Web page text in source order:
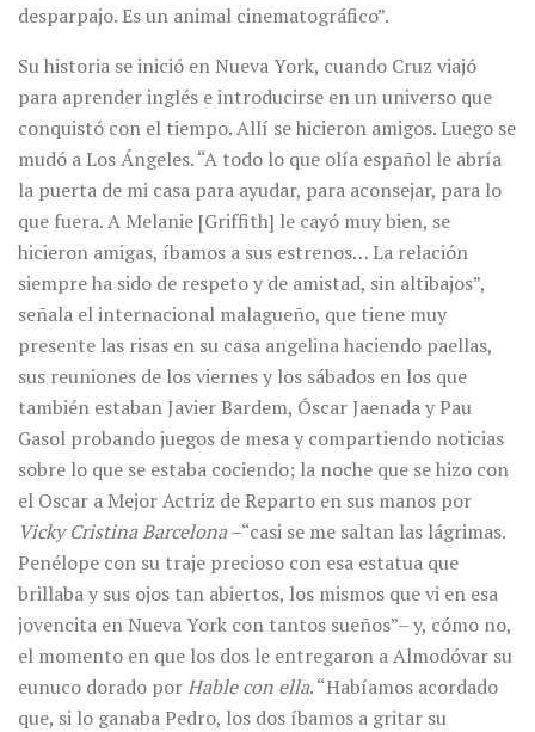
desparpajo. Es un animal cinematográfico”.
Su historia se inició en Nueva York, cuando Cruz viajó
para aprender inglés e introducirse en un universo que
conquistó con el tiempo. Allí se hicieron amigos. Luego se
mudó a Los Ángeles. “A todo lo que olía español le abría
la puerta de mi casa para ayudar, para aconsejar, para lo
que fuera. A Melanie [Griffith] le cayó muy bien, se
hicieron amigas, íbamos a sus estrenos… La relación
siempre ha sido de respeto y de amistad, sin altibajos”,
señala el internacional malagueño, que tiene muy
presente las risas en su casa angelina haciendo paellas,
sus reuniones de los viernes y los sábados en los que
también estaban Javier Bardem, Óscar Jaenada y Pau
Gasol probando juegos de mesa y compartiendo noticias
sobre lo que se estaba cociendo; la noche que se hizo con
el Oscar a Mejor Actriz de Reparto en sus manos por
Vicky Cristina Barcelona–“casi se me saltan las lágrimas.
Penélope con su traje precioso con esa estatua que
brillaba y sus ojos tan abiertos, los mismos que vi en esa
jovencita en Nueva York con tantos sueños”– y, cómo no,
el momento en que los dos le entregaron a Almodóvar su
eunuco dorado porHable con ella. “Habíamos acordado
que, si lo ganaba Pedro, los dos íbamos a gritar su